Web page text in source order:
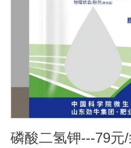
磷酸二氢钾---79元